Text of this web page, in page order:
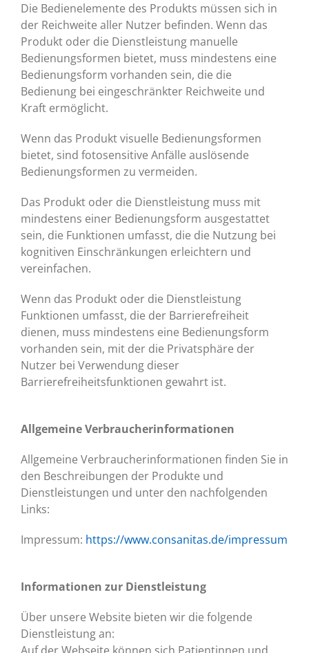
Die Bedienelemente des Produkts müssen sich in
der Reichweite aller Nutzer befinden. Wenn das
Produkt oder die Dienstleistung manuelle
Bedienungsformen bietet, muss mindestens eine
Bedienungsform vorhanden sein, die die
Bedienung bei eingeschränkter Reichweite und
Kraft ermöglicht.
Wenn das Produkt visuelle Bedienungsformen
bietet, sind fotosensitive Anfälle auslösende
Bedienungsformen zu vermeiden.
Das Produkt oder die Dienstleistung muss mit
mindestens einer Bedienungsform ausgestattet
sein, die Funktionen umfasst, die die Nutzung bei
kognitiven Einschränkungen erleichtern und
vereinfachen.
Wenn das Produkt oder die Dienstleistung
Funktionen umfasst, die der Barrierefreiheit
dienen, muss mindestens eine Bedienungsform
vorhanden sein, mit der die Privatsphäre der
Nutzer bei Verwendung dieser
Barrierefreiheitsfunktionen gewahrt ist.
Allgemeine Verbraucherinformationen
Allgemeine Verbraucherinformationen finden Sie in
den Beschreibungen der Produkte und
Dienstleistungen und unter den nachfolgenden
Links:
Impressum: https://www.consanitas.de/impressum
Informationen zur Dienstleistung
Über unsere Website bieten wir die folgende
Dienstleistung an: